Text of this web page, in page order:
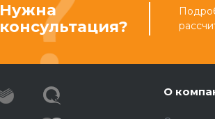
Нужна
консультация?
О